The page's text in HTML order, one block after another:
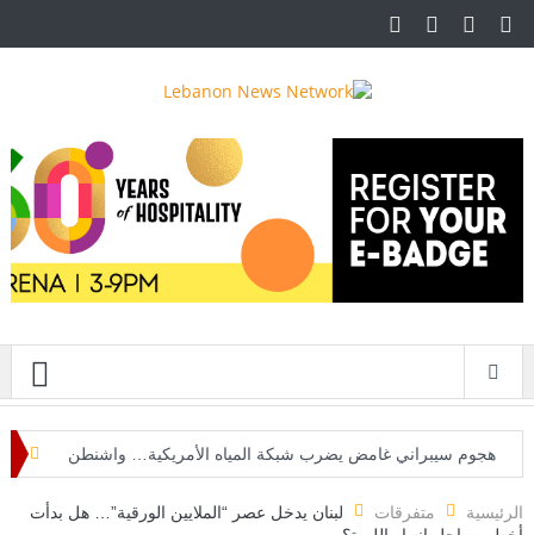
قائمة
هجوم سيبراني غامض يضرب شبكة المياه الأمريكية… واشنطن
الرئيسية متفرقات
لبنان يدخل عصر “الملايين الورقية”… هل بدأت